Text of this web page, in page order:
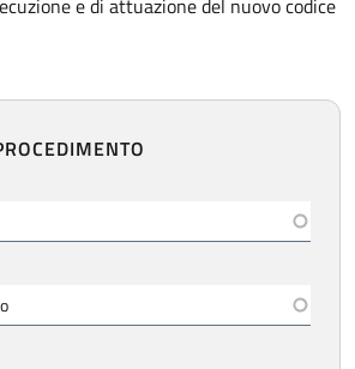
e di attuazione del nuovo codice